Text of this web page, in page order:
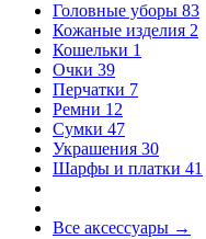
Головные уборы 83
Кожаные изделия 2
Кошельки 1
Очки 39
Перчатки 7
Ремни 12
Сумки 47
Украшения 30
Шарфы и платки 41
Все аксессуары →